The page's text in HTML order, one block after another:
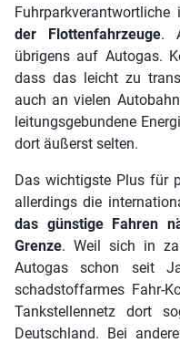
Fuhrparkverantwortliche
der Flottenfahrzeuge.
übrigens auf Autogas.
dass das leicht zu
auch an vielen
leitungsgebundene
dort äußerst selten.
Das wichtigste Plus für
allerdings die
das günstige Fahren
Grenze. Weil sich in
Autogas schon seit
schadstoffarmes Fahr-
Tankstellennetz dort
Deutschland. Bei